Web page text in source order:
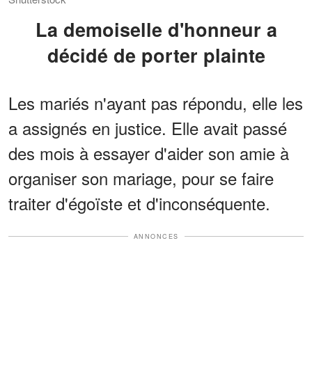
La demoiselle d'honneur a
décidé de porter plainte
Les mariés n'ayant pas répondu, elle les
a assignés en justice. Elle avait passé
des mois à essayer d'aider son amie à
organiser son mariage, pour se faire
traiter d'égoïste et d'inconséquente.
ANNONCES